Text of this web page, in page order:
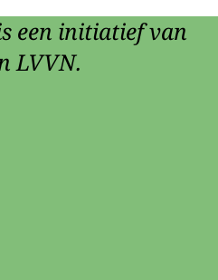
een initiatief van
LVVN.